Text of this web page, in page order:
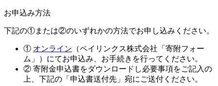
お申込み方法
下記の①または②のいずれかの方法でお申し込みください。
① オンライン （ペイリンクス株式会社「寄附フォー
ム」）にてお申込み、お手続きを行ってください。
② 寄附金申込書をダウンロードし必要事項をご記入の
上、下記の「申込書送付先」宛にご送付ください。